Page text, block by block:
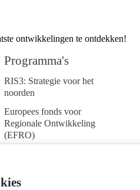
ontwikkelingen te ontdekken!
Programma's
RIS3: Strategie voor het
noorden
Europees fonds voor
Regionale Ontwikkeling
(EFRO)
Gemeenschappelijk